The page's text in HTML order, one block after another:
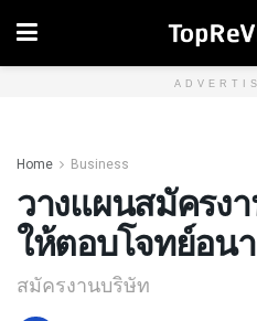
Home Business
วางแผนสมัครง
ให้ตอบโจทย์อน
สมัครงานบริษัท